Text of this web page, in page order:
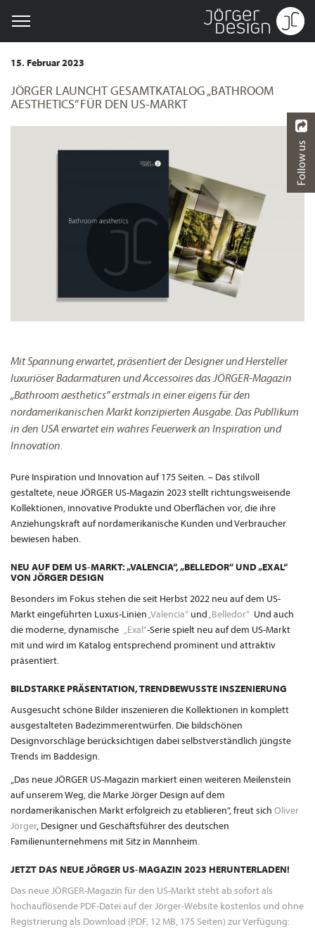
15. Februar 2023
JÖRGER LAUNCHT GESAMTKATALOG „BATHROOM
AESTHETICS” FÜR DEN US-MARKT
Mit Spannung erwartet, präsentiert der Designer und Hersteller
luxuriöser Badarmaturen und Accessoires das JÖRGER-Magazin
„Bathroom aesthetics” erstmals in einer eigens für den
nordamerikanischen Markt konzipierten Ausgabe. Das Publlikum
in den USA erwartet ein wahres Feuerwerk an Inspiration und
Innovation.
Pure Inspiration und Innovation auf 175 Seiten. – Das stilvoll
gestaltete, neue JÖRGER US-Magazin 2023 stellt richtungsweisende
Kollektionen, innovative Produkte und Oberflächen vor, die ihre
Anziehungskraft auf nordamerikanische Kunden und Verbraucher
bewiesen haben.
NEU AUF DEM US-MARKT: „VALENCIA“, „BELLEDOR“ UND „EXAL“
VON JÖRGER DESIGN
Besonders im Fokus stehen die seit Herbst 2022 neu auf dem US-
Markt eingeführten Luxus-Linien„Valencia“ und„Belledor“ Und auch
die moderne, dynamische „Exal“-Serie spielt neu auf dem US-Markt
mit und wird im Katalog entsprechend prominent und attraktiv
präsentiert.
BILDSTARKE PRÄSENTATION, TRENDBEWUSSTE INSZENIERUNG
Ausgesucht schöne Bilder inszenieren die Kollektionen in komplett
ausgestalteten Badezimmerentwürfen. Die bildschönen
Designvorschläge berücksichtigen dabei selbstverständlich jüngste
Trends im Baddesign.
„Das neue JÖRGER US-Magazin markiert einen weiteren Meilenstein
auf unserem Weg, die Marke Jörger Design auf dem
nordamerikanischen Markt erfolgreich zu etablieren”, freut sich Oliver
Jörger, Designer und Geschäftsführer des deutschen
Familienunternehmens mit Sitz in Mannheim.
JETZT DAS NEUE JÖRGER US-MAGAZIN 2023 HERUNTERLADEN!
Das neue JÖRGER-Magazin für den US-Markt steht ab sofort als
hochauflösende PDF-Datei auf der Jörger-Website kostenlos und ohne
Registrierung als Download (PDF, 12 MB, 175 Seiten) zur Verfügung:
Follow us